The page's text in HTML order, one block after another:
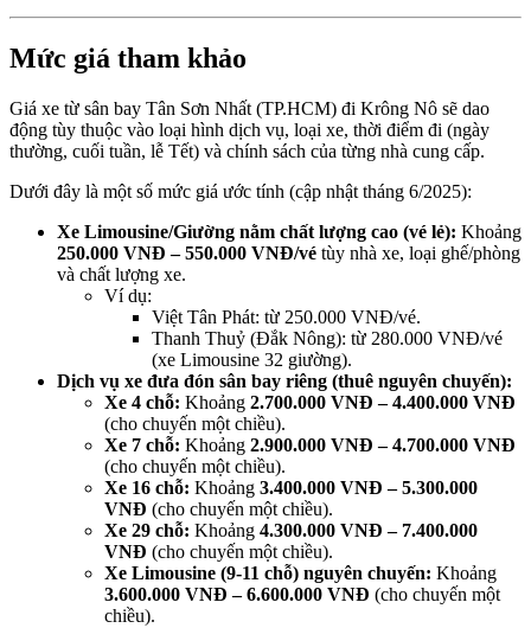
Mức giá tham khảo
Giá xe từ sân bay Tân Sơn Nhất (TP.HCM) đi Krông Nô sẽ dao
động tùy thuộc vào loại hình dịch vụ, loại xe, thời điểm đi (ngày
thường, cuối tuần, lễ Tết) và chính sách của từng nhà cung cấp.
Dưới đây là một số mức giá ước tính (cập nhật tháng 6/2025):
Xe Limousine/Giường nằm chất lượng cao (vé lẻ): Khoảng
250.000 VNĐ – 550.000 VNĐ/vé tùy nhà xe, loại ghế/phòng
và chất lượng xe.
Ví dụ:
Việt Tân Phát: từ 250.000 VNĐ/vé.
Thanh Thuỷ (Đắk Nông): từ 280.000 VNĐ/vé
(xe Limousine 32 giường).
Dịch vụ xe đưa đón sân bay riêng (thuê nguyên chuyến):
Xe 4 chỗ: Khoảng 2.700.000 VNĐ – 4.400.000 VNĐ
(cho chuyến một chiều).
Xe 7 chỗ: Khoảng 2.900.000 VNĐ – 4.700.000 VNĐ
(cho chuyến một chiều).
Xe 16 chỗ: Khoảng 3.400.000 VNĐ – 5.300.000
VNĐ (cho chuyến một chiều).
Xe 29 chỗ: Khoảng 4.300.000 VNĐ – 7.400.000
VNĐ (cho chuyến một chiều).
Xe Limousine (9-11 chỗ) nguyên chuyến: Khoảng
3.600.000 VNĐ – 6.600.000 VNĐ (cho chuyến một
chiều).